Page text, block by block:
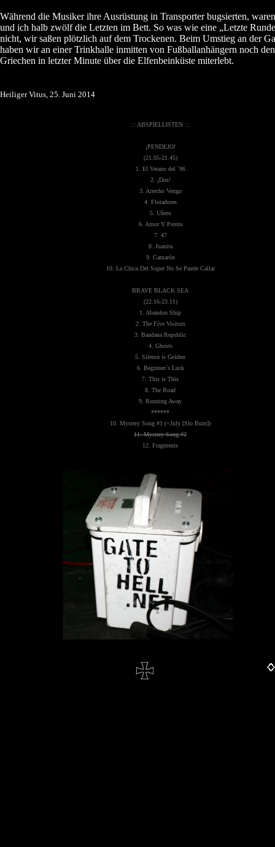
Während die Musiker ihre Ausrüstung in Transporter bugsierten,
und ich halb zwölf die Letzten im Bett. So was wie eine „Letzte
nicht, wir saßen plötzlich auf dem Trockenen. Beim Umstieg an der
haben wir an einer Trinkhalle inmitten von Fußballanhängern noch
Griechen in letzter Minute über die Elfenbeinküste miterlebt.
Heiliger Vitus, 25. Juni 2014
.:: ABSPIELLISTEN ::.
¡PENDEJO!
(21.05-21.45)
1. El Verano del ´96
2. ¡Dos!
3. Arrecho Vengo
4. Flotadores
5. Uñero
6. Amor Y Pereza
7. 47
8. Juanita
9. Camarón
10. La Chica Del Super No Se Puede Callar
BRAVE BLACK SEA
(22.16-23.11)
1. Abandon Ship
2. The Five Visitors
3. Bandana Republic
4. Ghosts
5. Silence is Golden
6. Beginner´s Luck
7. This is This
8. The Road
9. Running Away
******
10. Mystery Song #1 (=July [Slo Burn])
11. Mystery Song #2
12. Fragments